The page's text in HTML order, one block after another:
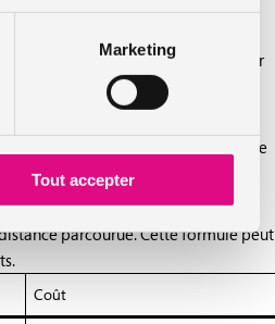
Marketing
Tout accepter
est la solution la moins chère pour
Pour un malussé, choisir cette
parcourue. Cette formule peut
Coût